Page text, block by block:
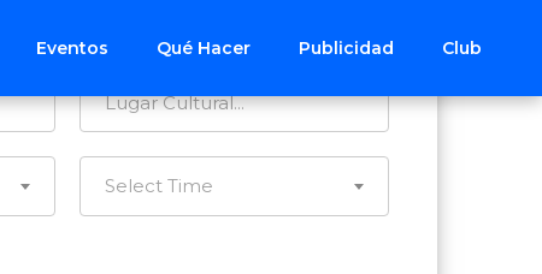
Eventos Qué Hacer Publicidad Club
Select Time